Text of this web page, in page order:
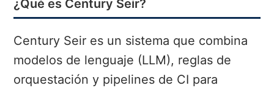
¿Qué es Century Seir?
Century Seir es un sistema que combina
modelos de lenguaje (LLM), reglas de
orquestación y pipelines de CI para